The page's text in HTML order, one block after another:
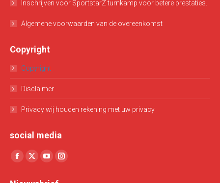
Inschrijven voor SportstarZ turnkamp voor betere prestaties.
Algemene voorwaarden van de overeenkomst
Copyright
Copyright
Disclaimer
Privacy wij houden rekening met uw privacy
social media
Vind ons op:
Facebook
X
YouTubeInstagram